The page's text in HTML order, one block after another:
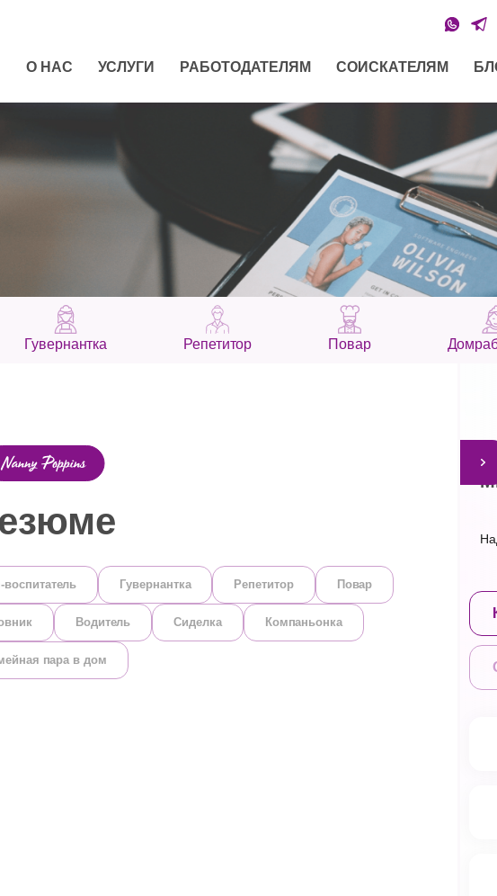
О НАС УСЛУГИ РАБОТОДАТЕЛЯМ СОИСКАТЕЛЯМ
Гувернантка Репетитор Повар
воспитатель Гувернантка Репетитор Повар
Водитель Сиделка Компаньонка
пара в дом